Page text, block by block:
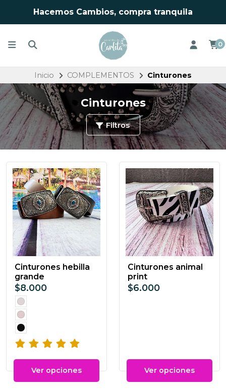
Hacemos Cambios, compra tranquila
0
Inicio COMPLEMENTOS Cinturones
Cinturones
Filtros
Cinturones hebilla
grande
$8.000
Ver opciones
Cinturones animal
print
$6.000
Ver opciones